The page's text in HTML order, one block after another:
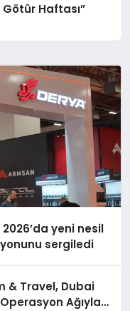
Haftası”
yeni nesil
sergiledi
& Travel, Dubai
Ağıyla